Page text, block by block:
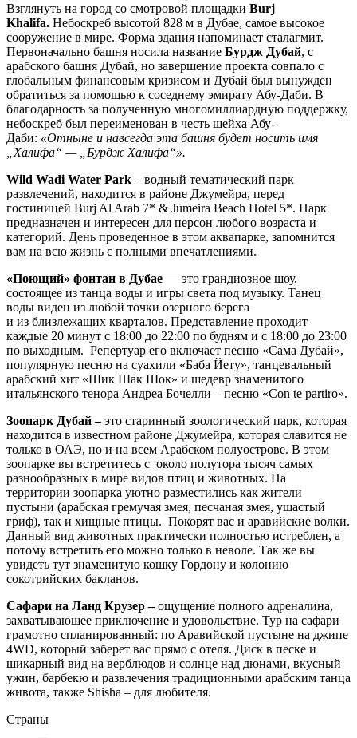
Взглянуть на город со смотровой площадки Burj
Khalifa. Небоскреб высотой 828 м в Дубае, самое высокое
сооружение в мире. Форма здания напоминает сталагмит.
Первоначально башня носила название Бурдж Дубай, с
арабского башня Дубай, но завершение проекта совпало с
глобальным финансовым кризисом и Дубай был вынужден
обратиться за помощью к соседнему эмирату Абу-Даби. В
благодарность за полученную многомиллиардную поддержку,
небоскреб был переименован в честь шейха Абу-
Даби: «Отныне и навсегда эта башня будет носить имя
„Халифа“ — „Бурдж Халифа“».
Wild Wadi Water Park – водный тематический парк
развлечений, находится в районе Джумейра, перед
гостиницей Burj Al Arab 7* & Jumeira Beach Hotel 5*. Парк
предназначен и интересен для персон любого возраста и
категорий. День проведенное в этом аквапарке, запомнится
вам на всю жизнь с полными впечатлениями.
«Поющий» фонтан в Дубае — это грандиозное шоу,
состоящее из танца воды и игры света под музыку. Танец
воды виден из любой точки озерного берега
и из близлежащих кварталов. Представление проходит
каждые 20 минут с 18:00 до 22:00 по будням и с 18:00 до 23:00
по выходным. Репертуар его включает песню «Сама Дубай»,
популярную песню на суахили «Баба Йету», танцевальный
арабский хит «Шик Шак Шок» и шедевр знаменитого
итальянского тенора Андреа Бочелли – песню «Con te partiro».
Зоопарк Дубай –это старинный зоологический парк, которая
находится в известном районе Джумейра, которая славится не
только в ОАЭ, но и на всем Арабском полуострове. В этом
зоопарке вы встретитесь с около полутора тысяч самых
разнообразных в мире видов птиц и животных. На
территории зоопарка уютно разместились как жители
пустыни (арабская гремучая змея, песчаная змея, ушастый
гриф), так и хищные птицы. Покорят вас и аравийские волки.
Данный вид животных практически полностью истреблен, а
потому встретить его можно только в неволе. Так же вы
увидеть тут знаменитую кошку Гордону и колонию
сокотрийских бакланов.
Сафари на Ланд Крузер –ощущение полного адреналина,
захватывающее приключение и удовольствие. Тур на сафари
грамотно спланированный: по Аравийской пустыне на джипе
4WD, который заберет вас прямо с отеля. Диск в песке и
шикарный вид на верблюдов и солнце над дюнами, вкусный
ужин, барбекю и развлечения традиционными арабским танца
живота, также Shisha – для любителя.
Страны